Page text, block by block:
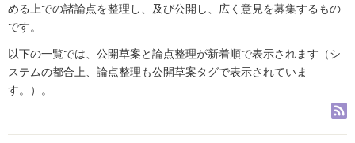
める上での諸論点を整理し、及び公開し、広く意見を募集するもの
です。
以下の一覧では、公開草案と論点整理が新着順で表示されます（シ
ステムの都合上、論点整理も公開草案タグで表示されていま
す。）。